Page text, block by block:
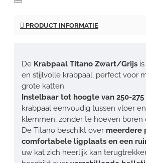
PRODUCT INFORMATIE
De Krabpaal Titano Zwart/Grijs
en stijlvolle krabpaal, perfect voor
grote katten.
Instelbaar tot hoogte van 250-275
krabpaal eenvoudig tussen vloer
klemmen, zonder te hoeven boren
De Titano beschikt over meerdere
comfortabele ligplaats en een
uw kat zich heerlijk kan